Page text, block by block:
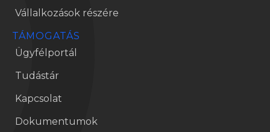
Vállalkozások részére
TÁMOGATÁS
Ügyfélportál
Tudástár
Kapcsolat
Dokumentumok